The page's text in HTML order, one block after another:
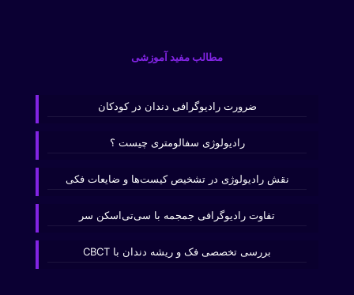
مطالب مفید آموزشی
ضرورت رادیوگرافی دندان در کودکان
رادیولوژی سفالومتری چیست ؟
نقش رادیولوژی در تشخیص کیست‌ها و ضایعات فکی
تفاوت رادیوگرافی جمجمه با سی‌تی‌اسکن سر
بررسی تخصصی فک و ریشه دندان با CBCT